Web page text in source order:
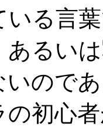
いる言
あるい
いので
初心